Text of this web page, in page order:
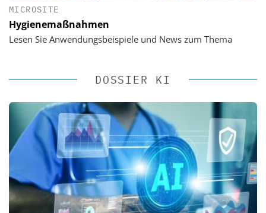
MICROSITE
Hygienemaßnahmen
Lesen Sie Anwendungsbeispiele und News zum Thema
DOSSIER KI